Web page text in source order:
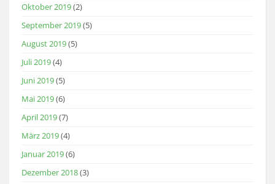
Oktober 2019(2)
September 2019(5)
August 2019(5)
Juli 2019(4)
Juni 2019(5)
Mai 2019(6)
April 2019(7)
März 2019(4)
Januar 2019(6)
Dezember 2018(3)